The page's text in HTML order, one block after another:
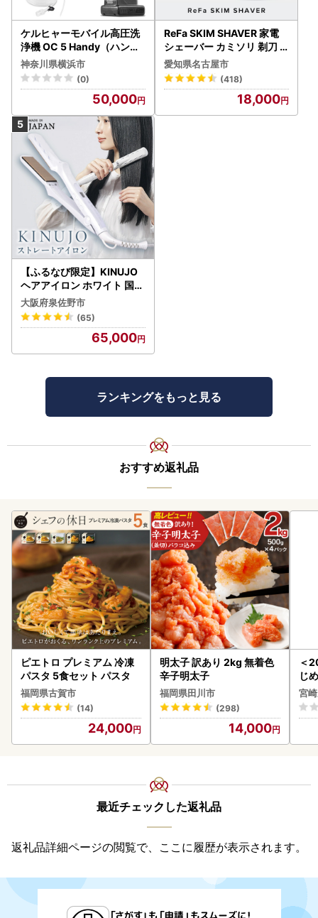
ケルヒャーモバイル高圧洗
浄機 OC 5 Handy（ハンデ
ィジェット） APV0006
神奈川県横浜市
(0)
50,000
ReFa SKIM SHAVER 家電
シェーバー カミソリ 剃刀
シェーバー
愛知県名古屋市
(418)
18,000
【ふるなび限定】KINUJO
ヘアアイロン ホワイト 国内
製造 FN-Limited-PR
大阪府泉佐野市
(65)
65,000
ランキングをもっと見る
おすすめ返礼品
ピエトロ プレミアム 冷凍
パスタ 5食セット パスタ
福岡県古賀市
(14)
24,000
明太子 訳あり 2kg 無着色
辛子明太子
福岡県田川市
(298)
14,000
＜
じ
ロ
宮
最近チェックした返礼品
返礼品詳細ページの閲覧で、ここに履歴が表示されます。